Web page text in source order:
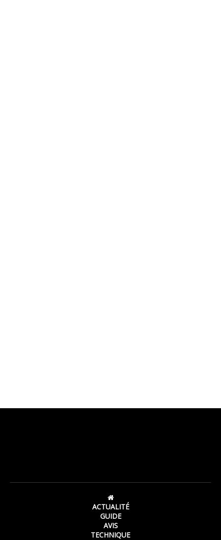
ACTUALITÉ
GUIDE
AVIS
TECHNIQUE